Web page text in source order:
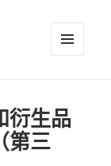
衍生品
第三